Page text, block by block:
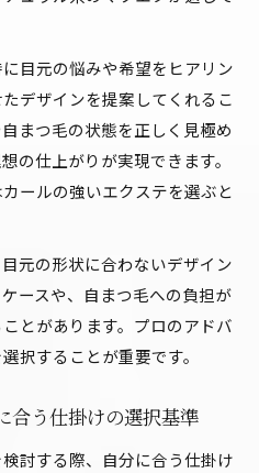
目元の悩みや希望をヒアリン
デザインを提案してくれるこ
まつ毛の状態を正しく見極め
の仕上がりが実現できます。
ールの強いエクステを選ぶと
元の形状に合わないデザイン
ースや、自まつ毛への負担が
とがあります。プロのアドバ
択することが重要です。
合う仕掛けの選択基準
討する際、自分に合う仕掛け